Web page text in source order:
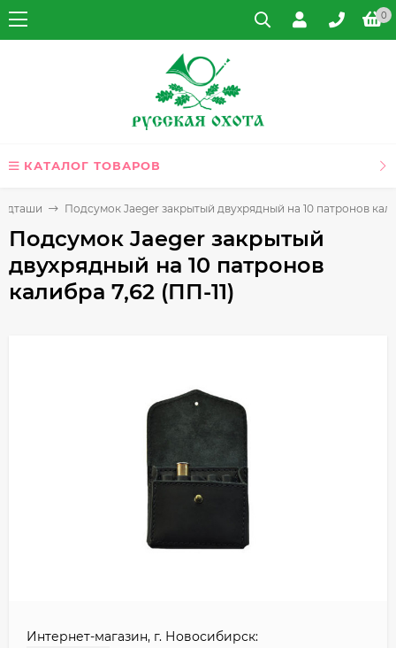
0
КАТАЛОГ ТОВАРОВ
Подсумок Jaeger закрытый двухрядный на 10 патронов
Подсумок Jaeger закрытый
двухрядный на 10 патронов
калибра 7,62 (ПП-11)
Интернет-магазин, г. Новосибирск: